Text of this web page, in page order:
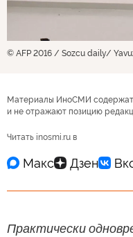
© AFP 2016 / Sozcu daily/
Материалы ИноСМИ содержат
и не отражают позицию
Читать inosmi.ru в
Практически